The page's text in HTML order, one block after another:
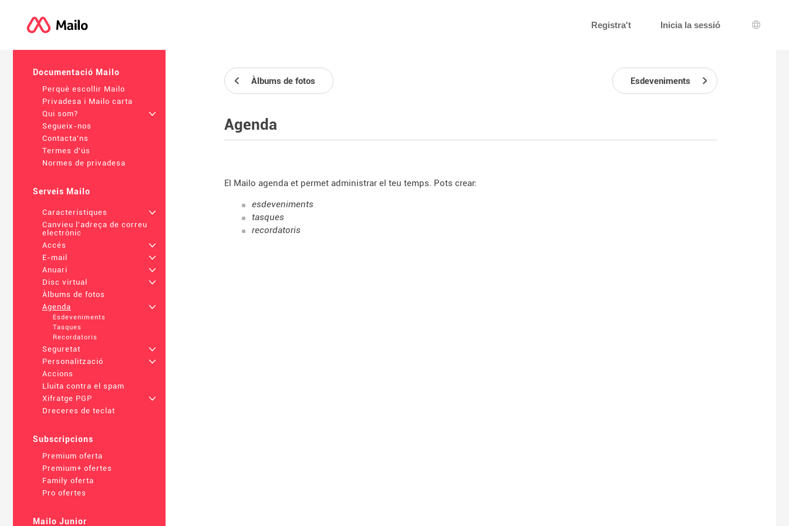
Registra't Inicia la sessió
Documentació Mailo
Perquè escollir Mailo
Privadesa i Mailo carta
Qui som?
+
Segueix-nos
Contacta'ns
Termes d'ús
Normes de privadesa
Serveis Mailo
Característiques
+
Canvieu l'adreça de correu
electrònic
Accés
+
E-mail
+
Anuari
+
Disc virtual
+
Àlbums de fotos
Agenda
+
Esdeveniments
Tasques
Recordatoris
Seguretat
+
Personalització
+
Accions
Lluita contra el spam
Xifratge PGP
+
Dreceres de teclat
Subscripcions
Premium oferta
Premium+ ofertes
Family oferta
Pro ofertes
Mailo Junior
Àlbums de fotos Esdeveniments
Agenda
El Mailo agenda et permet administrar el teu temps. Pots crear:
esdeveniments
tasques
recordatoris